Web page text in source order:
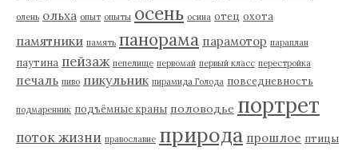
олень ольха опыт опыты осень осина отец охота
памятники память панорама парамотор параплан
паутина пейзаж пепелище первомай первый класс перестройка
печаль пиво пикульник пирамида Голода повседневность
подмаренник подъёмные краны половодье портрет
поток жизни православие природа прошлое птицы